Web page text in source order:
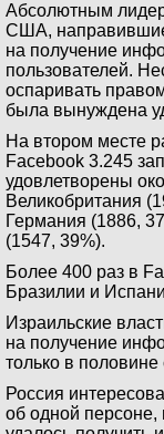
Абсолютным
США, направившие
на получение
пользователей.
оспаривать
была вынуждена
На втором месте
Facebook 3.245
удовлетворены
Великобритания
Германия (1886,
(1547, 39%).
Более 400 раз в
Бразилии и
Израильские
на получение
только в
Россия
об одной персоне,